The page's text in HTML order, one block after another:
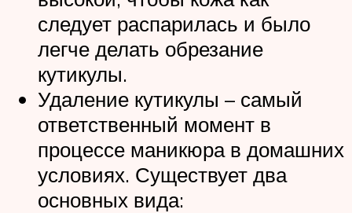
следует распарилась и было
легче делать обрезание
кутикулы.
Удаление кутикулы – самый
ответственный момент в
процессе маникюра в домашних
условиях. Существует два
основных вида: